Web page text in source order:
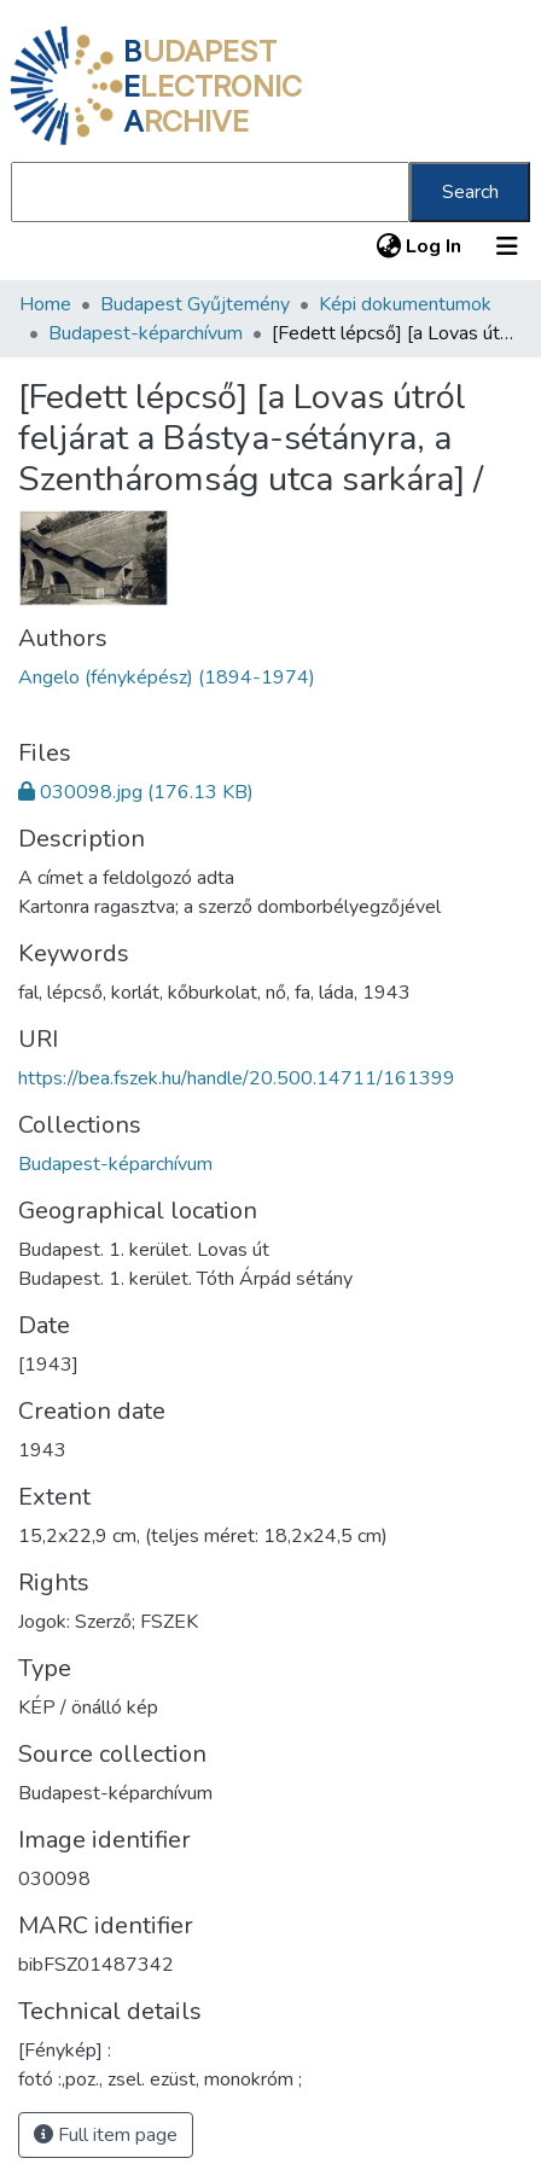
BUDAPEST
ELECTRONIC
ARCHIVE
Search
Log In (current)
Communities & Collections
Statistics
About us
Home Budapest Gyűjtemény
Képi dokumentumok
Budapest-képarchívum
[Fedett lépcső] [a Lovas útról feljárat a Bástya-sétányra, a Szentháromság utca sarkára] /
[Fedett lépcső] [a Lovas útról
feljárat a Bástya-sétányra, a
Szentháromság utca sarkára] /
Authors
Angelo (fényképész) (1894-1974)
Files
030098.jpg (176.13 KB)
Description
A címet a feldolgozó adta
Kartonra ragasztva; a szerző domborbélyegzőjével
Keywords
fal, lépcső, korlát, kőburkolat, nő, fa, láda, 1943
URI
https://bea.fszek.hu/handle/20.500.14711/161399
Collections
Budapest-képarchívum
Geographical location
Budapest. 1. kerület. Lovas út
Budapest. 1. kerület. Tóth Árpád sétány
Date
[1943]
Creation date
1943
Extent
15,2x22,9 cm, (teljes méret: 18,2x24,5 cm)
Rights
Jogok: Szerző; FSZEK
Type
KÉP / önálló kép
Source collection
Budapest-képarchívum
Image identifier
030098
MARC identifier
bibFSZ01487342
Technical details
[Fénykép] :
fotó :,poz., zsel. ezüst, monokróm ;
Full item page